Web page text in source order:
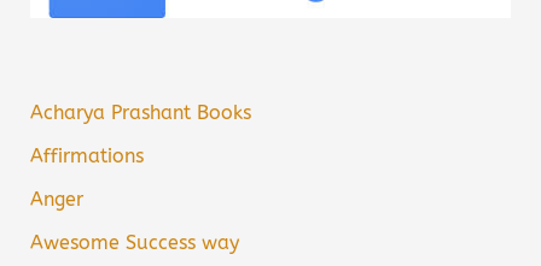
Acharya Prashant Books
Affirmations
Anger
Awesome Success way